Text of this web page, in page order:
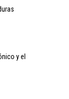
y el